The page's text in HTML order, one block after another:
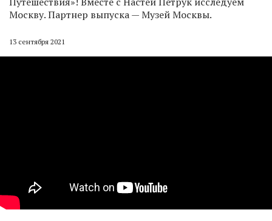
Москву. Партнер выпуска — Музей Москвы.
13 сентября 2021